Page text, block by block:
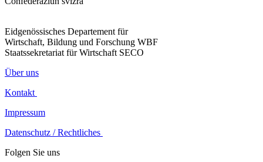
Eidgenössisches Departement für
Wirtschaft, Bildung und Forschung WBF
Staatssekretariat für Wirtschaft SECO
Über uns
Kontakt
Impressum
Datenschutz / Rechtliches
Folgen Sie uns